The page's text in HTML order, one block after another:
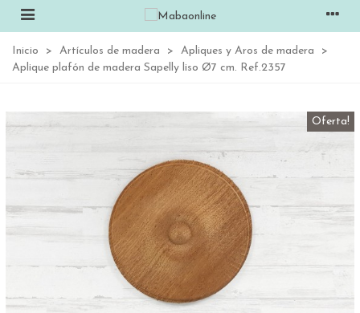
Inicio > Artículos de madera > Apliques y Aros de madera
>
Aplique plafón de madera Sapelly liso Ø7 cm. Ref.2357
Oferta!